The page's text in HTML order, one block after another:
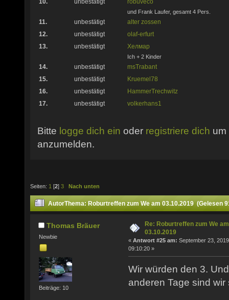
und Frank Laufer, gesamt 4 Pers.
11. unbestätigt
alter zossen
12.
unbestätigt
olaf-erfurt
13.
unbestätigt Хелмар
Ich + 2 Kinder
14. unbestätigt
msTrabant
15.
unbestätigt
Kruemel78
16.
unbestätigt
HammerTrechwitz
17.
unbestätigt volkerhans1
Bitte logge dich ein oder registriere dich um
anzumelden.
Seiten: 1 [2] 3 Nach unten
AutorThema: Roburtreffen zum We am 03.10.2019 (Gelesen
Thomas Bräuer
Newbie
Beiträge: 10
Re: Roburtreffen zum We am
03.10.2019
« Antwort #25 am: September 23,
09:10:20 »
Wir würden den 3.
anderen Tage sind